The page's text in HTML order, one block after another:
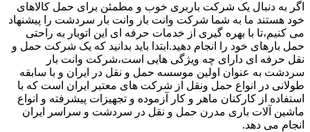
اگر به دنبال یک شرکت باربری خوب و مطمئن برای حمل کالاهای
خود هستند ما به شما شرکت وانت بار وانت بار سردشت را پیشنهاد
می کنیم،تا با بهره گیری از خدمات حرفه ای این اتوبار به راحتی
حمل بارهای خود را انجام دهید.ابتدا باید بدانید که یک شرکت حمل و
نقل حرفه ای دارای چه ویژگی هایی است،شرکت وانت بار
سردشت به عنوان اولین موسسه حمل و نقل در ایران و با سابقه
طولانی در انواع حمل ونقل از شرکت های معتبر ایران است که با
استفاده از کارکنان ماهر و کار آزموده و تجهیزات پیشرفته و انواع
ماشین آلات باری مدرن حمل و نقل در سردشت و سراسر ایران
انجام می دهد.